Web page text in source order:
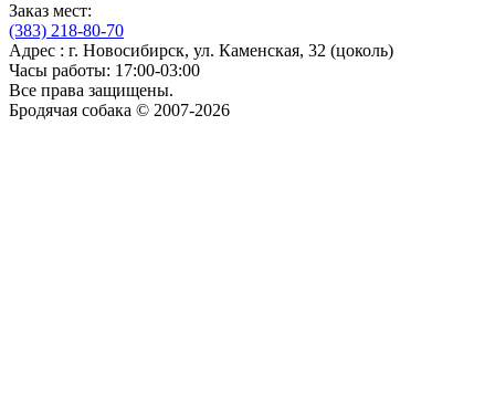
Заказ мест:
(383) 218-80-70
Адрес : г. Новосибирск, ул. Каменская, 32 (цоколь)
Часы работы: 17:00-03:00
Все права защищены.
Бродячая собака © 2007-2026